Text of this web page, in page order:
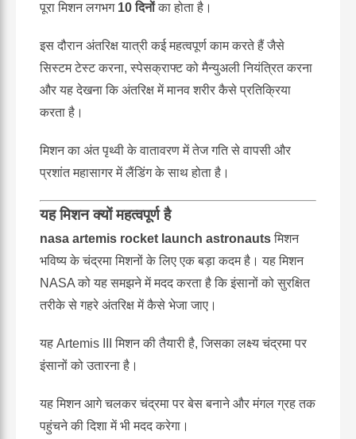
पूरा मिशन लगभग 10 दिनोंका होता है।
इस दौरान अंतरिक्ष यात्री कई महत्वपूर्ण काम करते हैं जैसे
सिस्टम टेस्ट करना, स्पेसक्राफ्ट को मैन्युअली नियंत्रित करना
और यह देखना कि अंतरिक्ष में मानव शरीर कैसे प्रतिक्रिया
करता है।
मिशन का अंत पृथ्वी के वातावरण में तेज गति से वापसी और
प्रशांत महासागर में लैंडिंग के साथ होता है।
यह मिशन क्यों महत्वपूर्ण है
nasa artemis rocket launch astronautsमिशन
भविष्य के चंद्रमा मिशनों के लिए एक बड़ा कदम है। यह मिशन
NASA को यह समझने में मदद करता है कि इंसानों को सुरक्षित
तरीके से गहरे अंतरिक्ष में कैसे भेजा जाए।
यह Artemis III मिशन की तैयारी है, जिसका लक्ष्य चंद्रमा पर
इंसानों को उतारना है।
यह मिशन आगे चलकर चंद्रमा पर बेस बनाने और मंगल ग्रह तक
पहुंचने की दिशा में भी मदद करेगा।